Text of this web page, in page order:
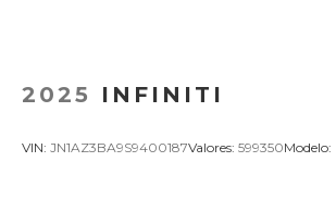
2025 INFINITI
VIN: JN1AZ3BA9S9400187Valores: 599350Modelo: